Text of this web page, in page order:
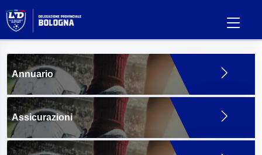
Annuario
Assicurazioni